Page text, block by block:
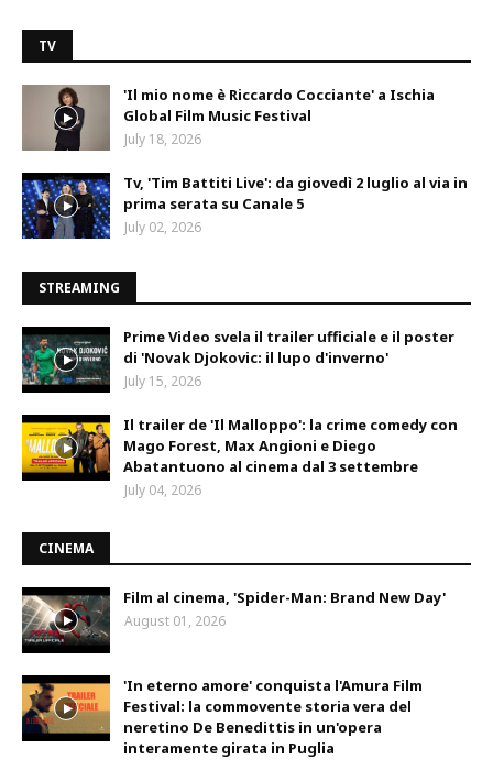
TV
'Il mio nome è Riccardo Cocciante' a Ischia
Global Film Music Festival
July 18, 2026
Tv, 'Tim Battiti Live': da giovedì 2 luglio al via in
prima serata su Canale 5
July 02, 2026
STREAMING
Prime Video svela il trailer ufficiale e il poster
di 'Novak Djokovic: il lupo d'inverno'
July 15, 2026
Il trailer de 'Il Malloppo': la crime comedy con
Mago Forest, Max Angioni e Diego
Abatantuono al cinema dal 3 settembre
July 04, 2026
CINEMA
Film al cinema, 'Spider-Man: Brand New Day'
August 01, 2026
'In eterno amore' conquista l'Amura Film
Festival: la commovente storia vera del
neretino De Benedittis in un'opera
interamente girata in Puglia